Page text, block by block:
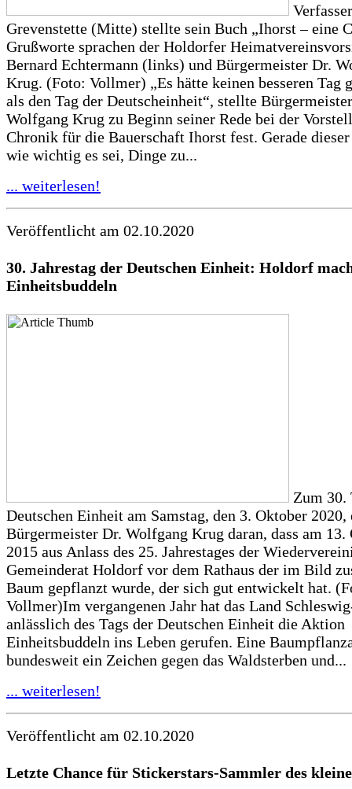
Grevenstette (Mitte) stellte sein Buch „Ihorst – eine
Grußworte sprachen der Holdorfer
Bernard Echtermann (links) und Bürgermeister Dr.
Krug. (Foto: Vollmer) „Es hätte keinen besseren Tag
als den Tag der Deutscheinheit“, stellte
Wolfgang Krug zu Beginn seiner Rede bei der
Chronik für die Bauerschaft Ihorst fest. Gerade dieser
wie wichtig es sei, Dinge zu...
... weiterlesen!
Veröffentlicht am 02.10.2020
30. Jahrestag der Deutschen Einheit: Holdorf
Einheitsbuddeln
Zum 30.
Deutschen Einheit am Samstag, den 3. Oktober
Bürgermeister Dr. Wolfgang Krug daran, dass am 13.
2015 aus Anlass des 25. Jahrestages der
Gemeinderat Holdorf vor dem Rathaus der im Bild
Baum gepflanzt wurde, der sich gut entwickelt hat.
Vollmer)Im vergangenen Jahr hat das Land
anlässlich des Tags der Deutschen Einheit die Aktion
Einheitsbuddeln ins Leben gerufen. Eine
bundesweit ein Zeichen gegen das Waldsterben und...
... weiterlesen!
Veröffentlicht am 02.10.2020
Letzte Chance für Stickerstars-Sammler des